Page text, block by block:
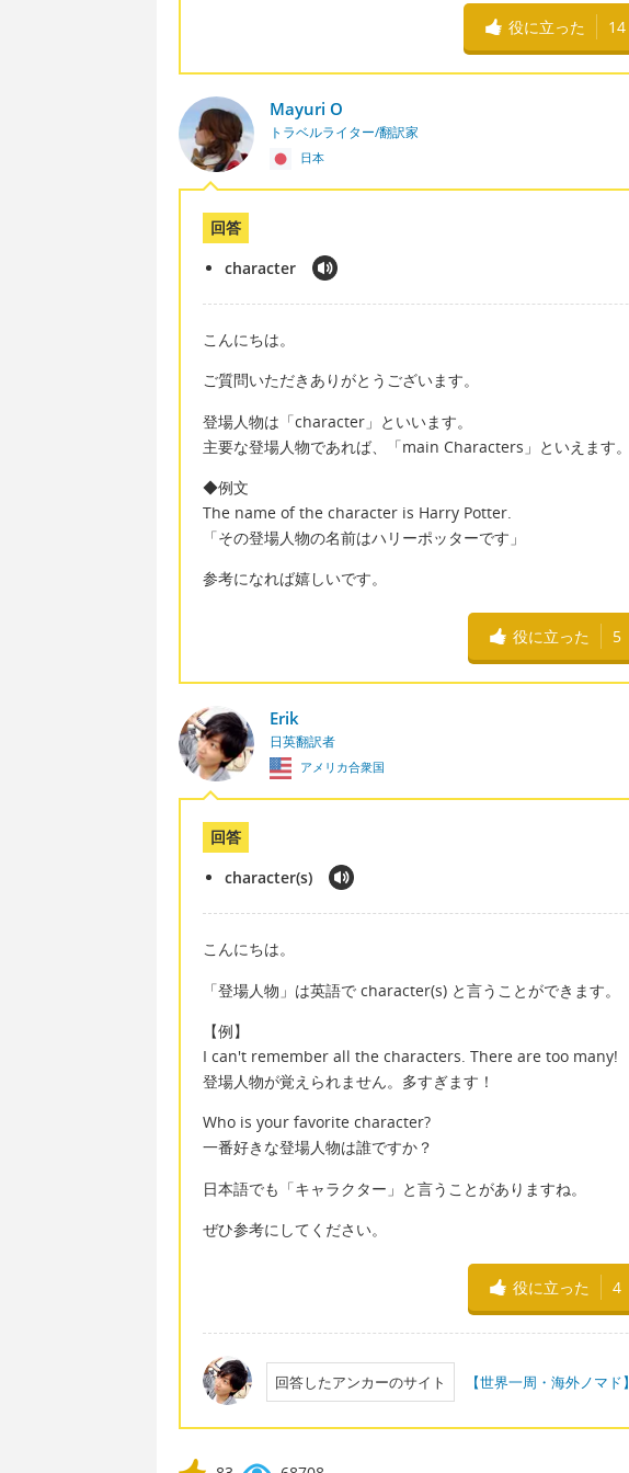
役に立った 14
Mayuri O
トラベルライター/翻訳家
日本
回答
character
こんにちは。
ご質問いただきありがとうございます。
登場人物は「character」といいます。
主要な登場人物であれば、「main Characters」といえます。
◆例文
The name of the character is Harry Potter.
「その登場人物の名前はハリーポッターです」
参考になれば嬉しいです。
役に立った 5
Erik
日英翻訳者
アメリカ合衆国
回答
character(s)
こんにちは。
「登場人物」は英語で character(s) と言うことができます。
【例】
I can't remember all the characters. There are too many!
登場人物が覚えられません。多すぎます！
Who is your favorite character?
一番好きな登場人物は誰ですか？
日本語でも「キャラクター」と言うことがありますね。
ぜひ参考にしてください。
役に立った 4
回答したアンカーのサイト 【世界一周・海外ノマ